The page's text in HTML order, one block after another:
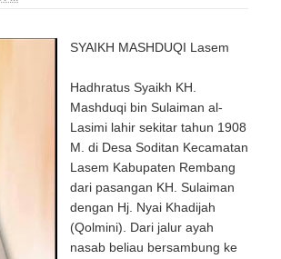
SYAIKH MASHDUQI Lasem
Hadhratus Syaikh KH.
Mashduqi bin Sulaiman al-
Lasimi lahir sekitar tahun 1908
M. di Desa Soditan Kecamatan
Lasem Kabupaten Rembang
dari pasangan KH. Sulaiman
dengan Hj. Nyai Khadijah
(Qolmini). Dari jalur ayah
nasab beliau bersambung ke